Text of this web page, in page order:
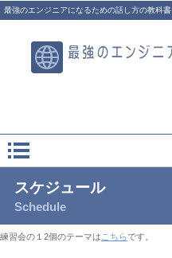
最強のエンジニアになるための話し方の教科書
スケジュール
Schedule
練習会の１2個のテーマは こちらです。